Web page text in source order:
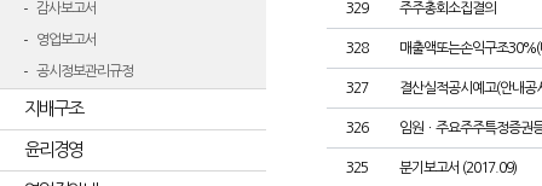
감사보고서
영업보고서
공시정보관리규정
지배구조
윤리경영
329 주주총회소집결의
328 매출액또는손익구조
327 결산실적공시예고(안내공
326 임원ㆍ주요주주특정증권
325 분기보고서 (2017.09)